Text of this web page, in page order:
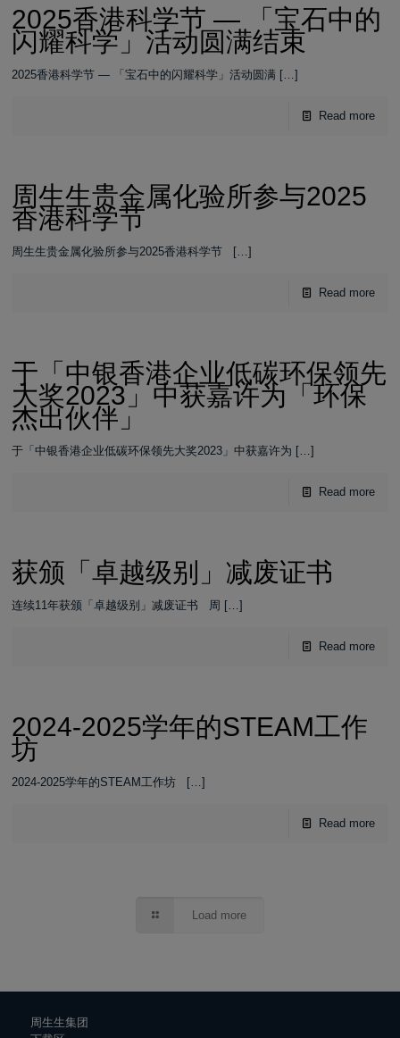
2025香港科学节 — 「宝石中的
闪耀科学」活动圆满结束
2025香港科学节 — 「宝石中的闪耀科学」活动圆满 […]
Read more
周生生贵金属化验所参与2025
香港科学节
周生生贵金属化验所参与2025香港科学节 […]
Read more
于「中银香港企业低碳环保领先
大奖2023」中获嘉许为「环保
杰出伙伴」
于「中银香港企业低碳环保领先大奖2023」中获嘉许为 […]
Read more
获颁「卓越级别」减废证书
连续11年获颁「卓越级别」减废证书 周 […]
Read more
2024-2025学年的STEAM工作
坊
2024-2025学年的STEAM工作坊 […]
Read more
Load more
周生生集团